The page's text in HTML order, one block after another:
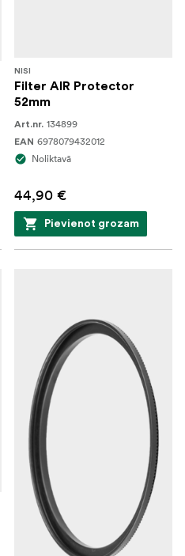
NISI
Filter AIR Protector
52mm
Art.nr. 134899
EAN 6978079432012
Noliktavā
44,90 €
Pievienot grozam